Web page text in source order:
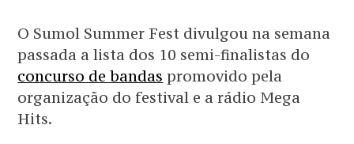
O Sumol Summer Fest divulgou na semana
passada a lista dos 10 semi-finalistas do
concurso de bandas promovido pela
organização do festival e a rádio Mega
Hits.